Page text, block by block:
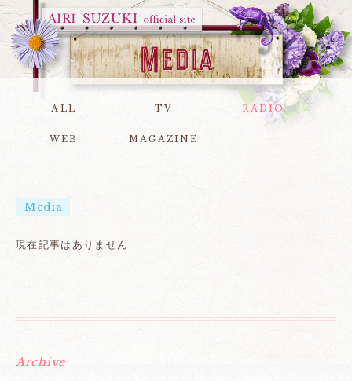
ALL TV RADIO
WEB MAGAZINE
Media
現在記事はありません
Archive